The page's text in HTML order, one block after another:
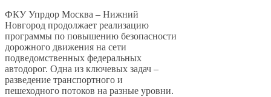
ФКУ Упрдор Москва – Нижний
Новгород продолжает реализацию
программы по повышению безопасности
дорожного движения на сети
подведомственных федеральных
автодорог. Одна из ключевых задач –
разведение транспортного и
пешеходного потоков на разные уровни.